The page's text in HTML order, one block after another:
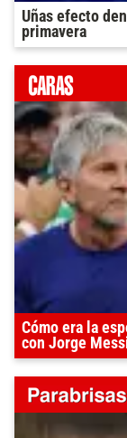
Uñas efecto
primavera
Cómo era la
con Jorge